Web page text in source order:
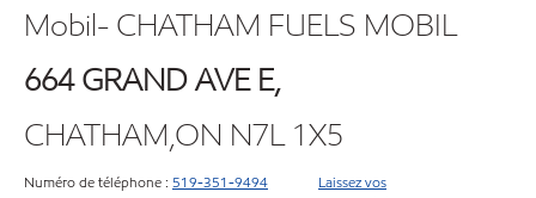
Mobil- CHATHAM FUELS MOBIL
664 GRAND AVE E,
CHATHAM,ON N7L 1X5
Numéro de téléphone : 519-351-9494
Laissez vos